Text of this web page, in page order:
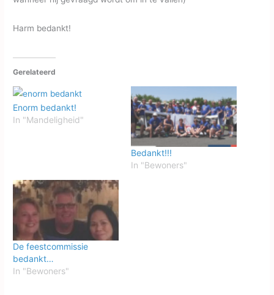
Harm bedankt!
Gerelateerd
Enorm bedankt!
In "Mandeligheid"
Bedankt!!!
In "Bewoners"
De feestcommissie
bedankt…
In "Bewoners"